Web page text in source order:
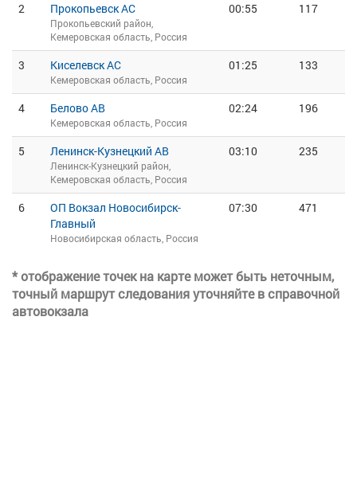
2 Прокопьевск АС
Прокопьевский район,
Кемеровская область, Россия
00:55 117
3 Киселевск АС
Кемеровская область, Россия
01:25 133
4 Белово АВ
Кемеровская область, Россия
02:24 196
5 Ленинск-Кузнецкий АВ
Ленинск-Кузнецкий район,
Кемеровская область, Россия
03:10 235
6
ОП Вокзал Новосибирск-
Главный
Новосибирская область, Россия
07:30 471
* отображение точек на карте может быть неточным,
точный маршрут следования уточняйте в справочной
автовокзала